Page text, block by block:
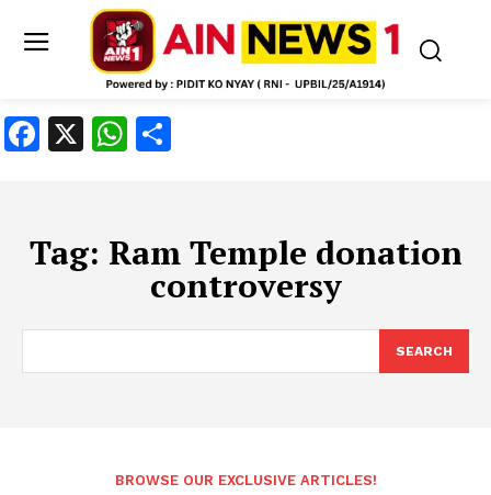
Facebook
X WhatsApp
Tag: Ram Temple donation
controversy
SEARCH
BROWSE OUR EXCLUSIVE ARTICLES!